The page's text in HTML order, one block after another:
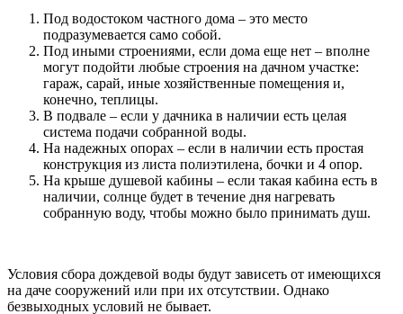
Под водостоком частного дома – это место
подразумевается само собой.
Под иными строениями, если дома еще нет – вполне
могут подойти любые строения на дачном участке:
гараж, сарай, иные хозяйственные помещения и,
конечно, теплицы.
В подвале – если у дачника в наличии есть целая
система подачи собранной воды.
На надежных опорах – если в наличии есть простая
конструкция из листа полиэтилена, бочки и 4 опор.
На крыше душевой кабины – если такая кабина есть в
наличии, солнце будет в течение дня нагревать
собранную воду, чтобы можно было принимать душ.
Условия сбора дождевой воды будут зависеть от имеющихся
на даче сооружений или при их отсутствии. Однако
безвыходных условий не бывает.